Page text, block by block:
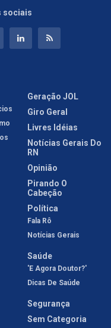
sociais
Geração JOL
Giro Geral
Livres Idéias
Notícias Gerais Do
RN
Opinião
Pirando O
Cabeção
Política
Fala Rô
Notícias Gerais
Saúde
'E Agora Doutor?'
Dicas De Saúde
Segurança
Sem Categoria